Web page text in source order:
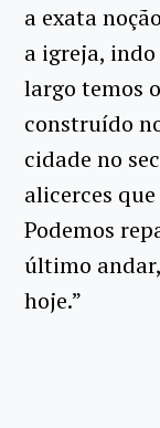
a exata
a igreja,
largo temos
construído
cidade no
alicerces
Podemos
último
hoje.”